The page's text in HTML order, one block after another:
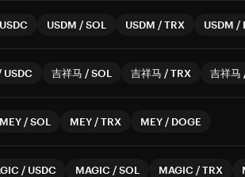
USDC USDM /SOL USDM /TRX USDM /
USDC 吉祥马 /SOL 吉祥马 /TRX 吉祥马
MEY /SOL MEY /TRX MEY / DOGE
/ USDC MAGIC /SOL MAGIC /TRX